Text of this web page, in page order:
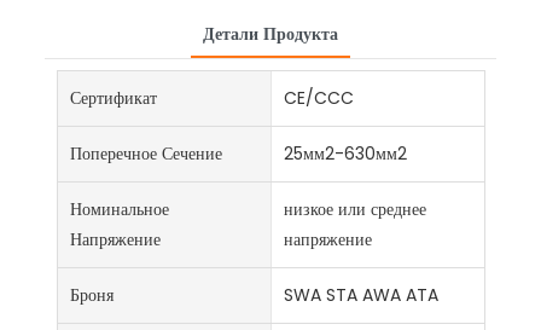
Детали Продукта
Сертификат CE/CCC
Поперечное Сечение 25мм2-630мм2
Номинальное
Напряжение
низкое или среднее
напряжение
Броня SWA STA AWA ATA